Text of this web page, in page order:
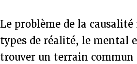
Le problème de la
types de réalité, le mental
trouver un terrain